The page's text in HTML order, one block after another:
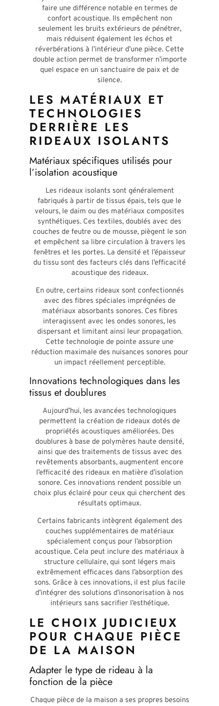
faire une différence notable en termes de
confort acoustique. Ils empêchent non
seulement les bruits extérieurs de pénétrer,
mais réduisent également les échos et
réverbérations à l’intérieur d’une pièce. Cette
double action permet de transformer n’importe
quel espace en un sanctuaire de paix et de
silence.
LES MATÉRIAUX ET
TECHNOLOGIES
DERRIÈRE LES
RIDEAUX ISOLANTS
Matériaux spécifiques utilisés pour
l’isolation acoustique
Les rideaux isolants sont généralement
fabriqués à partir de tissus épais, tels que le
velours, le daim ou des matériaux composites
synthétiques. Ces textiles, doublés avec des
couches de feutre ou de mousse, piègent le son
et empêchent sa libre circulation à travers les
fenêtres et les portes. La densité et l’épaisseur
du tissu sont des facteurs clés dans l’efficacité
acoustique des rideaux.
En outre, certains rideaux sont confectionnés
avec des fibres spéciales imprégnées de
matériaux absorbants sonores. Ces fibres
interagissent avec les ondes sonores, les
dispersant et limitant ainsi leur propagation.
Cette technologie de pointe assure une
réduction maximale des nuisances sonores pour
un impact réellement perceptible.
Innovations technologiques dans les
tissus et doublures
Aujourd’hui, les avancées technologiques
permettent la création de rideaux dotés de
propriétés acoustiques améliorées. Des
doublures à base de polymères haute densité,
ainsi que des traitements de tissus avec des
revêtements absorbants, augmentent encore
l’efficacité des rideaux en matière d’isolation
sonore. Ces innovations rendent possible un
choix plus éclairé pour ceux qui cherchent des
résultats optimaux.
Certains fabricants intègrent également des
couches supplémentaires de matériaux
spécialement conçus pour l’absorption
acoustique. Cela peut inclure des matériaux à
structure cellulaire, qui sont légers mais
extrêmement efficaces dans l’absorption des
sons. Grâce à ces innovations, il est plus facile
d’intégrer des solutions d’insonorisation à nos
intérieurs sans sacrifier l’esthétique.
LE CHOIX JUDICIEUX
POUR CHAQUE PIÈCE
DE LA MAISON
Adapter le type de rideau à la
fonction de la pièce
Chaque pièce de la maison a ses propres besoins